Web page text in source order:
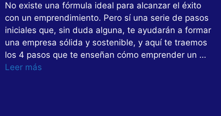
No existe una fórmula ideal para alcanzar el éxito
con un emprendimiento. Pero sí una serie de pasos
iniciales que, sin duda alguna, te ayudarán a formar
una empresa sólida y sostenible, y aquí te traemos
los 4 pasos que te enseñan cómo emprender un …
Leer más